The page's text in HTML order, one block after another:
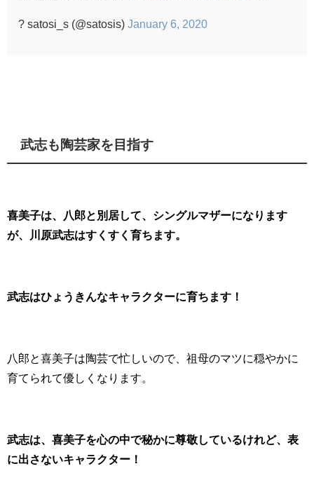
? satosi_s (@satosis) January 6, 2020
武志も陶芸家を目指す
喜美子は、八郎と別居して、シングルマザーになります
が、川原武志はすくすく育ちます。
武志はひょうきんなキャラクターに育ちます！
八郎と喜美子は陶芸で忙しいので、祖母のマツに穏やかに
育てられて優しくなります。
武志は、喜美子を心の中で秘かに尊敬しているけれど、表
に出さないキャラクター！